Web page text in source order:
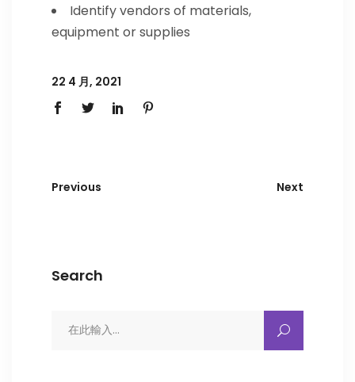
Identify vendors of materials,
equipment or supplies
22 4 月, 2021
Previous Next
Search
Search